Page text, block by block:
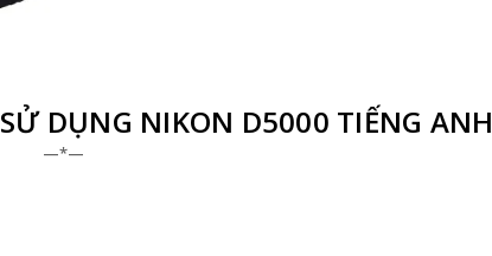
DỤNG NIKON D5000 TIẾNG ANH
—*—